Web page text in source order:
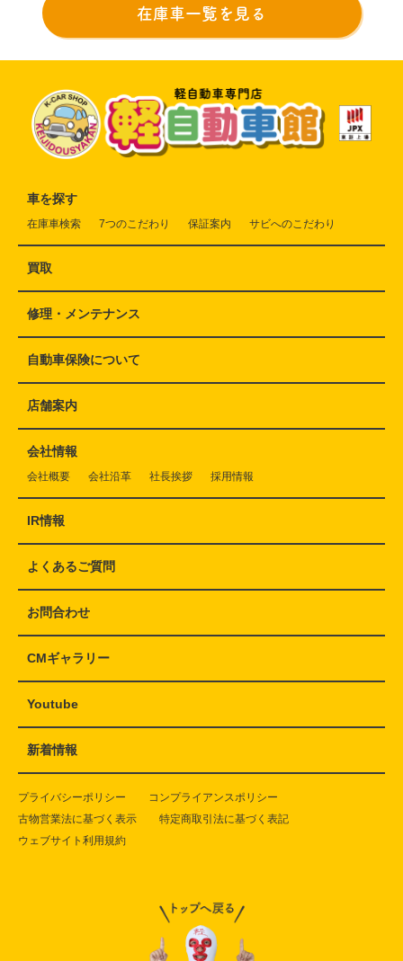
在庫車一覧を見る
車を探す
在庫車検索 7つのこだわり 保証案内 サビへのこだわり
買取
修理・メンテナンス
自動車保険について
店舗案内
会社情報
会社概要 会社沿革 社長挨拶 採用情報
IR情報
よくあるご質問
お問合わせ
CMギャラリー
Youtube
新着情報
プライバシーポリシー
コンプライアンスポリシー
古物営業法に基づく表示
特定商取引法に基づく表記
ウェブサイト利用規約